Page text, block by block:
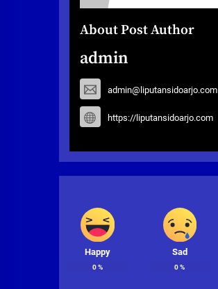
About Post Author
admin
admin@liputansidoarjo.com
https://liputansidoarjo.com
Happy
0%
Sad
0%